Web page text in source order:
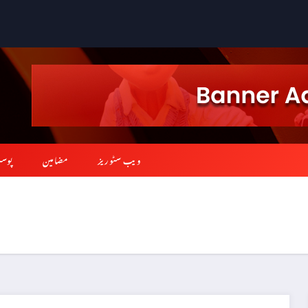
مضامین ویب سٹوریز